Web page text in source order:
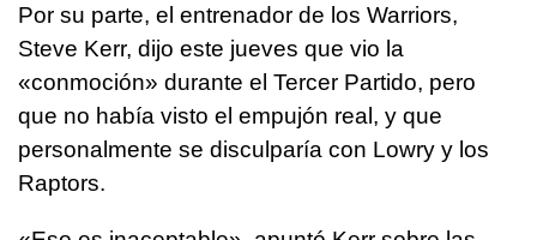
Por su parte, el entrenador de los Warriors,
Steve Kerr, dijo este jueves que vio la
«conmoción» durante el Tercer Partido, pero
que no había visto el empujón real, y que
personalmente se disculparía con Lowry y los
Raptors.